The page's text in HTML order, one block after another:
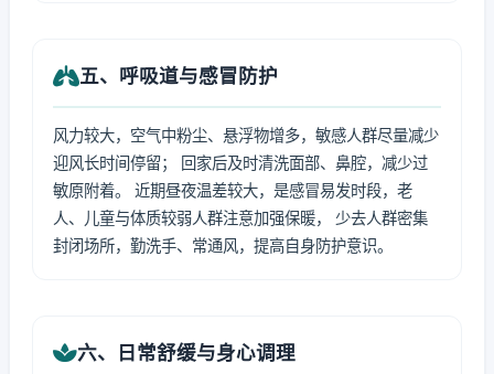
五、呼吸道与感冒防护
风力较大，空气中粉尘、悬浮物增多，敏感人群尽量减少
迎风长时间停留； 回家后及时清洗面部、鼻腔，减少过
敏原附着。 近期昼夜温差较大，是感冒易发时段，老
人、儿童与体质较弱人群注意加强保暖， 少去人群密集
封闭场所，勤洗手、常通风，提高自身防护意识。
六、日常舒缓与身心调理